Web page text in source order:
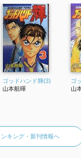
ゴッドハンド輝(3)
山本航暉
ゴ
山
キング・新刊情報へ